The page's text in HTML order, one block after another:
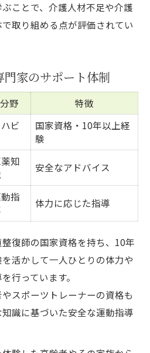
ことで、介護人材不足や介護
取り組める点が評価されてい
家のサポート体制
分野 特徴
ビ
国家資格・10年以上経
験
知
安全なアドバイス
指
体力に応じた指導
復師の国家資格を持ち、10年
活かして一人ひとりの体力や
行っています。
スポーツトレーナーの資格も
識に基づいた安全な運動指導